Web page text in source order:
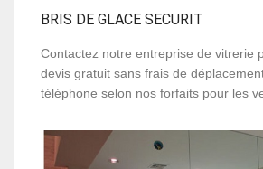
BRIS DE GLACE SECURIT
Contactez notre entreprise de vitrerie
devis gratuit sans frais de
téléphone selon nos forfaits pour les